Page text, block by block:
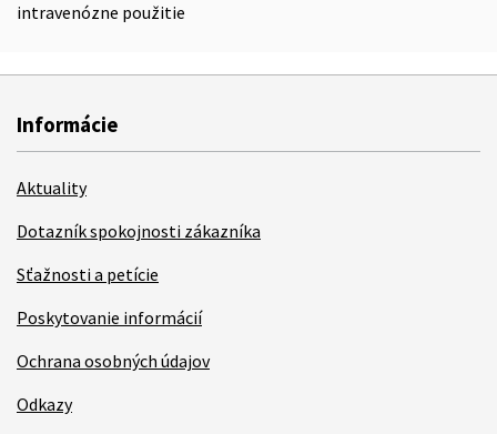
intravenózne použitie
Informácie
Aktuality
Dotazník spokojnosti zákazníka
Sťažnosti a petície
Poskytovanie informácií
Ochrana osobných údajov
Odkazy